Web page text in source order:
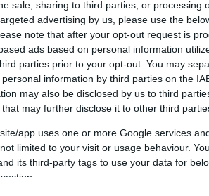
sale, sharing to third parties, or processing
advertising by us, please use the
note that after your opt-out request is
ads based on personal information
parties prior to your opt-out. You may
information by third parties on the
may also be disclosed by us to third
that may further disclose it to other third
app uses one or more Google services
limited to your visit or usage behaviour.
its third-party tags to use your data for